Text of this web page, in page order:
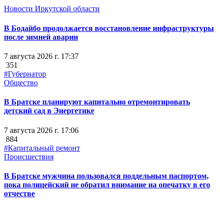
Новости Иркутской области
В Бодайбо продолжается восстановление инфраструктуры
после зимней аварии
7 августа 2026 г. 17:37
351
#Губернатор
Общество
В Братске планируют капитально отремонтировать
детский сад в Энергетике
7 августа 2026 г. 17:06
884
#Капитальный ремонт
Происшествия
В Братске мужчина пользовался поддельным паспортом,
пока полицейский не обратил внимание на опечатку в его
отчестве